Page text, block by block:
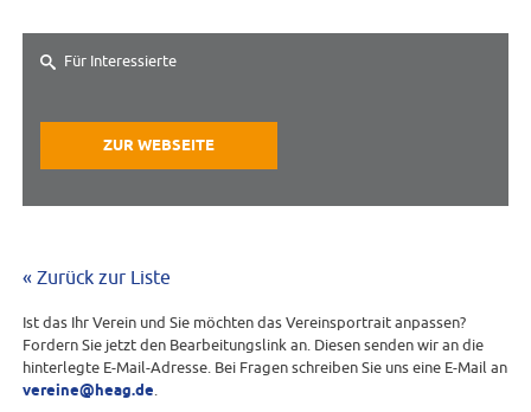
Für Interessierte
ZUR WEBSEITE
« Zurück zur Liste
Ist das Ihr Verein und Sie möchten das Vereinsportrait anpassen?
Fordern Sie jetzt den Bearbeitungslink an. Diesen senden wir an die
hinterlegte E-Mail-Adresse. Bei Fragen schreiben Sie uns eine E-Mail an
vereine@heag.de